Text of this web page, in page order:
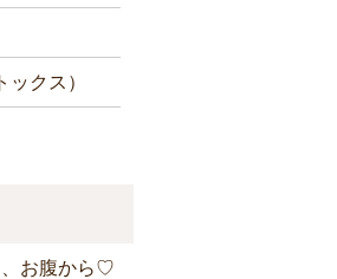
ックス）
お腹から♡